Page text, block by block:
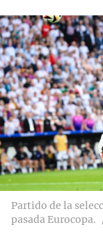
Partido de la
pasada Eurocopa.